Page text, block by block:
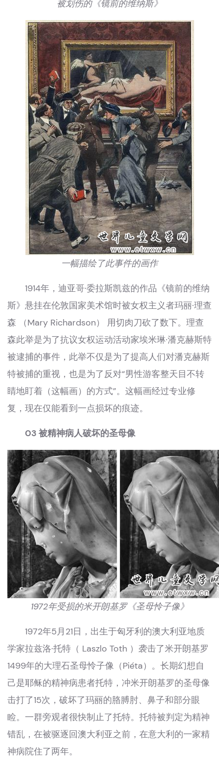
被划伤的《镜前的维纳斯》
一幅描绘了此事件的画作
1914年，迪亚哥·委拉斯凯兹的作品《镜前的维纳
斯》悬挂在伦敦国家美术馆时被女权主义者玛丽·理查
森 （Mary Richardson） 用切肉刀砍了数下。理查
森此举是为了抗议女权运动活动家埃米琳·潘克赫斯特
被逮捕的事件，此举不仅是为了提高人们对潘克赫斯
特被捕的重视，也是为了反对“男性游客整天目不转
睛地盯着（这幅画）的方式”。这幅画经过专业修
复，现在仅能看到一点损坏的痕迹。
03 被精神病人破坏的圣母像
1972年受损的米开朗基罗《圣母怜子像》
1972年5月21日，出生于匈牙利的澳大利亚地质
学家拉兹洛·托特（ Laszlo Toth ）袭击了米开朗基罗
1499年的大理石圣母怜子像（Piéta）。长期幻想自
己是耶稣的精神病患者托特，冲米开朗基罗的圣母像
击打了15次，破坏了玛丽的胳膊肘、鼻子和部分眼
睑。一群旁观者很快制止了托特。托特被判定为精神
错乱，在被驱逐回澳大利亚之前，在意大利的一家精
神病院住了两年。